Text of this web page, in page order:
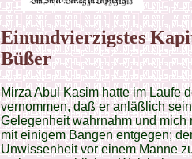
Einundvierzigstes
Büßer
Mirza Abul Kasim hatte im Laufe
vernommen, daß er anläßlich
Gelegenheit wahrnahm und
mit einigem Bangen entgegen;
Unwissenheit vor einem Manne